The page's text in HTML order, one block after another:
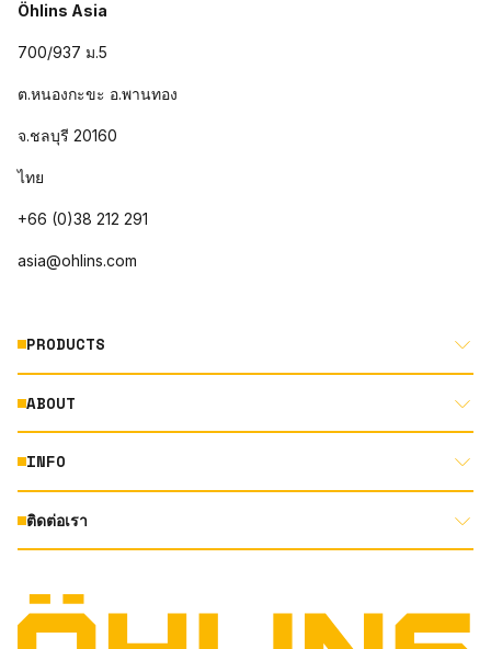
Öhlins Asia
700/937 ม.5
ต.หนองกะขะ อ.พานทอง
จ.ชลบุรี 20160
ไทย
+66 (0)38 212 291
asia@ohlins.com
PRODUCTS
MOTORCYCLE
AUTOMOTIVE
ABOUT
ABOUT US
RACING
TERMS AND CONDITIONS
INFO
DOCUMENT LIBRARY
TECHNOLOGY
ติดต่อเรา
INSTAGRAM